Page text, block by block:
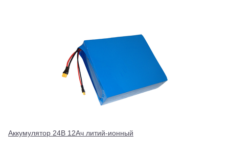
Аккумулятор 24В 12Ач литий-ионный